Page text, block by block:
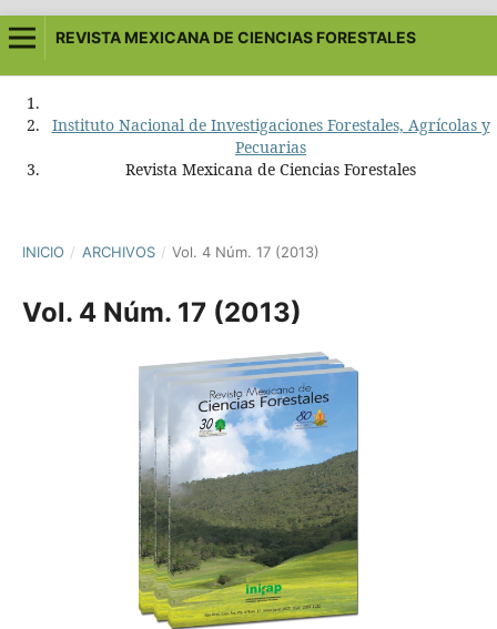
REVISTA MEXICANA DE CIENCIAS FORESTALES
Instituto Nacional de Investigaciones Forestales, Agrícolas y
Pecuarias
Revista Mexicana de Ciencias Forestales
INICIO / ARCHIVOS / Vol. 4 Núm. 17 (2013)
Vol. 4 Núm. 17 (2013)